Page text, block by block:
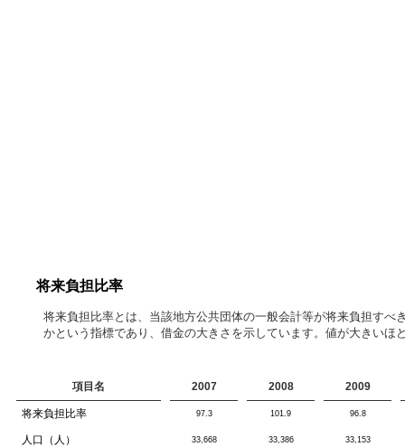
将来負担比率
将来負担比率とは、当該地方公共団体の一般会計等が将来負担す
かという指標であり、借金の大きさを示しています。値が大きい
項目名 2007 2008 2009
将来負担比率 97.3 101.9 96.8
人口（人） 33,668 33,386 33,153